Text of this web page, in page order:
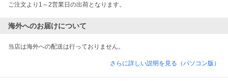
海外へのお届けについて
当店は海外への配送は行っておりません。
さらに詳しい説明を見る（パソコン版）